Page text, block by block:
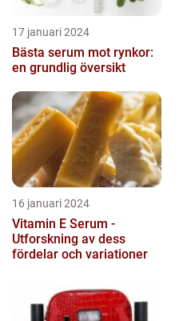
17 januari 2024
Bästa serum mot rynkor:
en grundlig översikt
16 januari 2024
Vitamin E Serum -
Utforskning av dess
fördelar och variationer